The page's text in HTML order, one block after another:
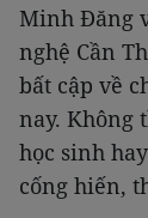
Minh Đăng
nghệ Cần
bất cập về
nay. Không
học sinh
cống hiến,